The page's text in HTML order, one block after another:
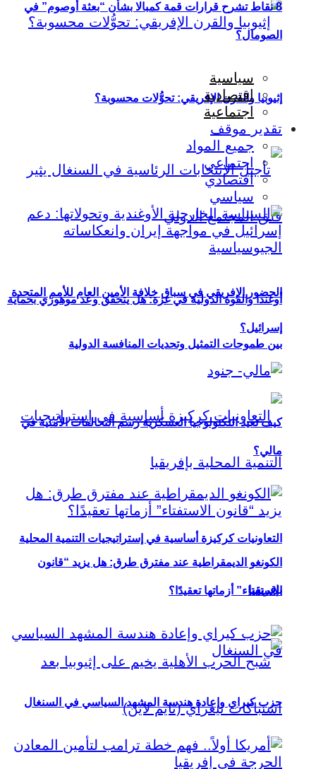
إثيوبيا والقرن الإفريقي: تحوُّلات محسوبة؟
الحضور الإفريقي في سباق خلافة الأمين العام للأمم المتحدة
بين طموحات التمثيل وتحديات المنافسة الدولية
التعاونيات كركيزة أساسية في إستراتيجيات التنمية المحلية
بإفريقيا
8 نقاط تشرح قرارات قمة كمبالا بشأن “بعثة أوصوم” في
الصومال؟
سياسية
اقتصادية
اجتماعية
تقدير موقف
جميع المواد
اجتماعي
اقتصادي
سياسي
أوغندا والقوة الدولية في غزة: هل يتحقق وعد موهوزي بحماية
إسرائيل؟
كيف تعيد التكنولوجيا العسكرية رسم التحالفات الأمنية في
مالي؟
الكونغو الديمقراطية عند مفترق طرق: هل يزيد “قانون
الاستفتاء” أزماتها تعقيدًا؟
حزب كيراي وإعادة هندسة المشهد السياسي في السنغال